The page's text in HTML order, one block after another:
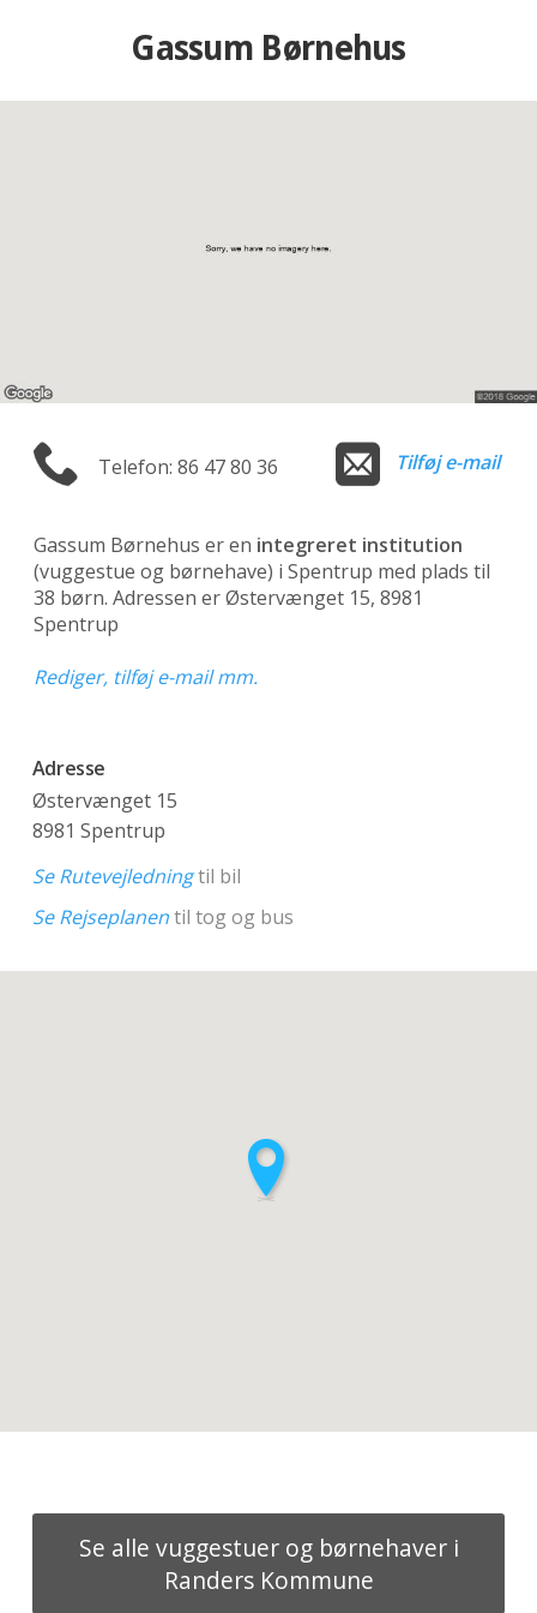
Gassum Børnehus
Telefon: 86 47 80 36 Tilføj e-mail
Gassum Børnehus er en integreret institution
(vuggestue og børnehave) i Spentrup med plads til
38 børn. Adressen er Østervænget 15, 8981
Spentrup
Rediger, tilføj e-mail mm.
Adresse
Østervænget 15
8981 Spentrup
Se Rutevejledningtil bil
Se Rejseplanentil tog og bus
Se alle vuggestuer og børnehaver i
Randers Kommune